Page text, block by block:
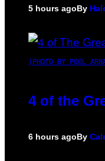
5 hours agoBy
(PHOTO BY POOL
4 of the
6 hours agoBy